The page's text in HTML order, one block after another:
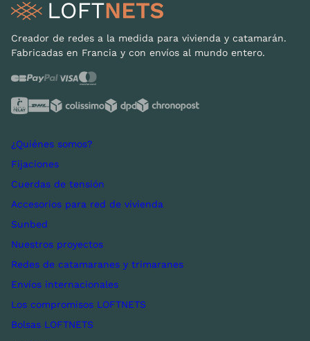
Creador de redes a la medida para vivienda y catamarán.
Fabricadas en Francia y con envíos al mundo entero.
¿Quiénes somos?
Fijaciones
Cuerdas de tensión
Accesorios para red de vivienda
Sunbed
Nuestros proyectos
Redes de catamaranes y trimaranes
Envíos internacionales
Los compromisos LOFTNETS
Bolsas LOFTNETS